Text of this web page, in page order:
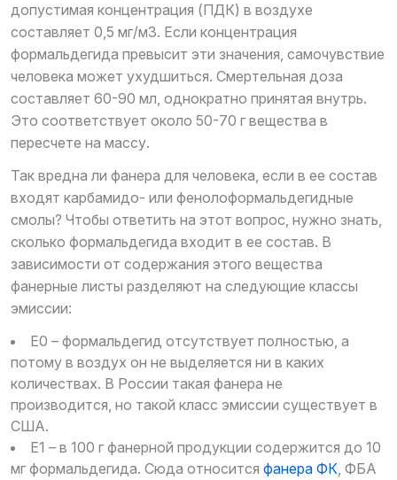
допустимая концентрация (ПДК) в воздухе
составляет 0,5 мг/м3. Если концентрация
формальдегида превысит эти значения, самочувствие
человека может ухудшиться. Смертельная доза
составляет 60-90 мл, однократно принятая внутрь.
Это соответствует около 50-70 г вещества в
пересчете на массу.
Так вредна ли фанера для человека, если в ее состав
входят карбамидо- или фенолоформальдегидные
смолы? Чтобы ответить на этот вопрос, нужно знать,
сколько формальдегида входит в ее состав. В
зависимости от содержания этого вещества
фанерные листы разделяют на следующие классы
эмиссии:
Е0 – формальдегид отсутствует полностью, а
потому в воздух он не выделяется ни в каких
количествах. В России такая фанера не
производится, но такой класс эмиссии существует в
США.
Е1 – в 100 г фанерной продукции содержится до 10
мг формальдегида. Сюда относится фанера ФК, ФБА